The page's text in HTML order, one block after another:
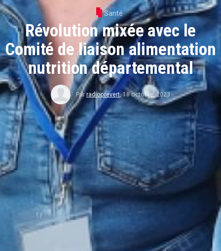
Santé
Révolution mixée avec le
Comité de liaison alimentation
nutrition départemental
Parradioprevert,18 octobre, 2023